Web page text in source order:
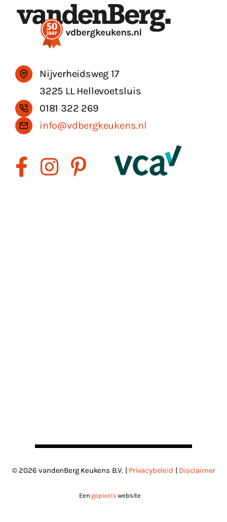
Nijverheidsweg 17
3225 LL Hellevoetsluis
0181 322 269
info@vdbergkeukens.nl
© 2026 vandenBerg Keukens B.V. | Privacybeleid | Disclaimer
Eengopixels website